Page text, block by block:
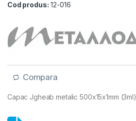
Cod produs: 12-016
Compara
Capac Jgheab metalic 500x15x1mm (3ml)